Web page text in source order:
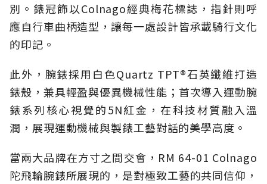
別。錶冠飾以Colnago經典梅花標誌，指針則呼
應自行車曲柄造型，讓每一處設計皆承載騎行文化
的印記。
此外，腕錶採用白色Quartz TPT®石英纖維打造
錶殼，兼具輕盈與優異機械性能；首次導入運動腕
錶系列核心視覺的5N紅金，在科技材質融入溫
潤，展現運動機械與製錶工藝對話的美學高度。
當兩大品牌在方寸之間交會，RM 64-01 Colnago
陀飛輪腕錶所展現的，是對極致工藝的共同信仰，